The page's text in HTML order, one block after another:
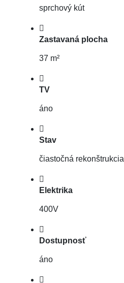
sprchový kút
Zastavaná plocha
37 m²
TV
áno
Stav
čiastočná rekonštrukcia
Elektrika
400V
Dostupnosť
áno